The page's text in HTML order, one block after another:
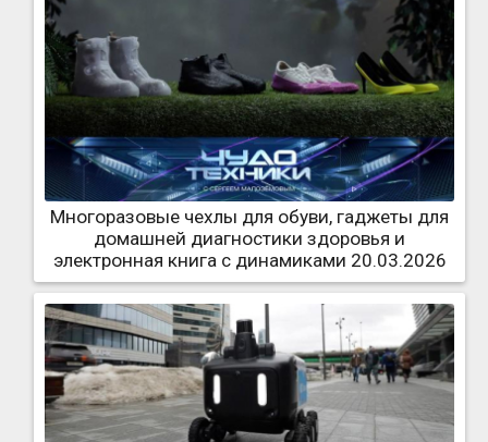
Многоразовые чехлы для обуви, гаджеты для
домашней диагностики здоровья и
электронная книга с динамиками 20.03.2026